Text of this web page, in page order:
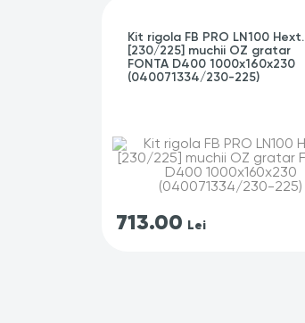
Kit rigola FB PRO LN100 Hext.
[230/225] muchii OZ gratar
FONTA D400 1000x160x230
(040071334/230-225)
713.00 Lei